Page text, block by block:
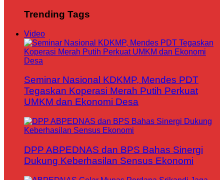
Trending Tags
Video
Seminar Nasional KDKMP, Mendes PDT
Tegaskan Koperasi Merah Putih Perkuat
UMKM dan Ekonomi Desa
DPP ABPEDNAS dan BPS Bahas Sinergi
Dukung Keberhasilan Sensus Ekonomi